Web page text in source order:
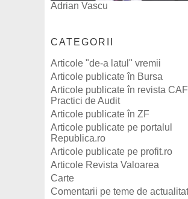
Adrian Vascu
CATEGORII
Articole "de-a latul" vremii
Articole publicate în Bursa
Articole publicate în revista
Practici de Audit
Articole publicate în ZF
Articole publicate pe portalul
Republica.ro
Articole publicate pe profit.ro
Articole Revista Valoarea
Carte
Comentarii pe teme de